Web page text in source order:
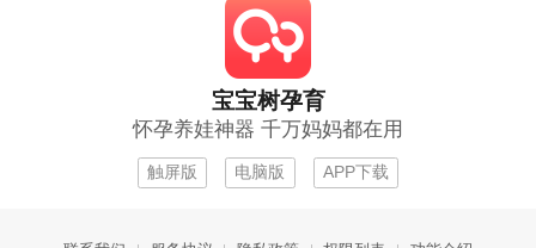
宝宝树孕育
怀孕养娃神器 千万妈妈都在用
触屏版 电脑版 APP下载